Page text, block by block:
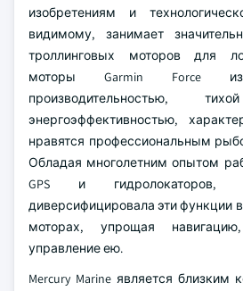
изобретениям и
видимому, занимает
троллинговых моторов для
моторы Garmin Force
производительностью,
энергоэффективностью,
нравятся профессиональным
Обладая многолетним опытом
GPS и гидролокаторов,
диверсифицировала эти функции
моторах, упрощая
управление ею.
Mercury Marine является близким